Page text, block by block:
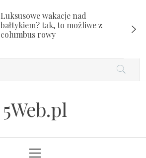
Luksusowe wakacje nad
bałtykiem? tak, to możliwe z
columbus rowy
5Web.pl
Menu